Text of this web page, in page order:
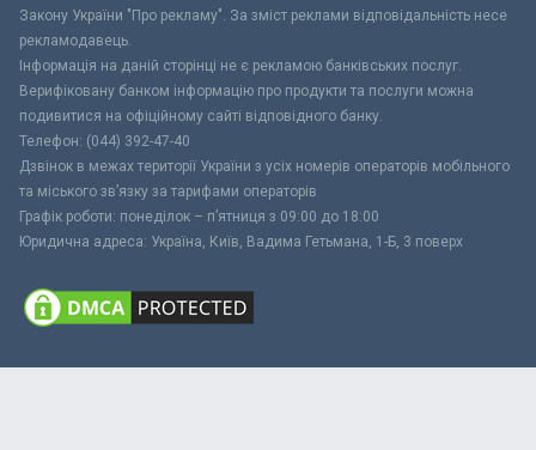
Закону України "Про рекламу". За зміст реклами відповідальність несе
рекламодавець.
Інформація на даній сторінці не є рекламою банківських послуг.
Верифіковану банком інформацію про продукти та послуги можна
подивитися на офіційному сайті відповідного банку.
Телефон: (044) 392-47-40
Дзвінок в межах території України з усіх номерів операторів мобільного
та міського зв’язку за тарифами операторів
Графік роботи: понеділок – п’ятниця з 09:00 до 18:00
Юридична адреса: Україна, Київ, Вадима Гетьмана, 1-Б, 3 поверх